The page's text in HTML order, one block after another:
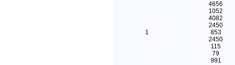
1
4656
1052
4082
2450
853
2450
115
79
991